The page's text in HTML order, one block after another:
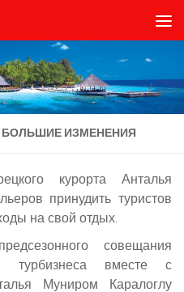
БОЛЬШИЕ ИЗМЕНЕНИЯ
курорта Анталья
принудить туристов
на свой отдых.
совещания
турбизнеса вместе с
Муниром Каралоглу